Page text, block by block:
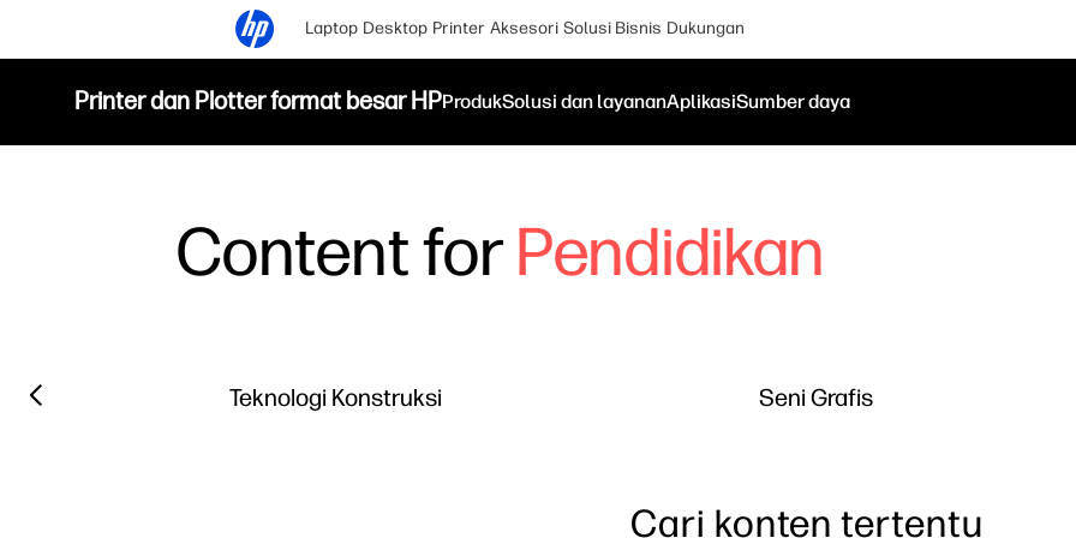
Laptop Desktop Printer Aksesori Solusi Bisnis Dukungan
Printer dan Plotter format besar HPProdukSolusi dan layananAplikasiSumber daya
Content forPendidikan
Filter category
Teknologi Konstruksi Seni Grafis
Previous slide
Cari konten tertentu